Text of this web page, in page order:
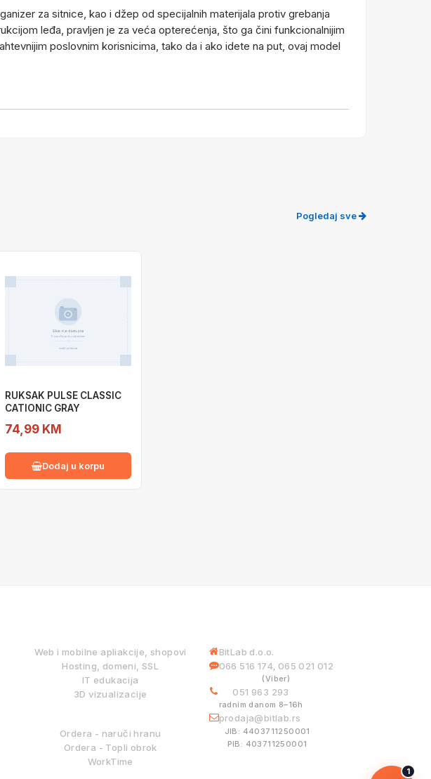
za sitnice, kao i džep od specijalnih materijala protiv grebanja
leđa, pravljen je za veća opterećenja, što ga čini funkcionalnijim
poslovnim korisnicima, tako da i ako idete na put, ovaj model
Pogledaj sve
RUKSAK PULSE CLASSIC
CATIONIC GRAY
74,99 KM
Dodaj u korpu
Web i mobilne apliakcije, shopovi
Hosting, domeni, SSL
IT edukacija
3D vizualizacije
Ordera - naruči hranu
Ordera - Topli obrok
WorkTime
BitLab d.o.o.
066 516 174, 065 021 012
(Viber)
051 963 293
radnim danom 8–16h
prodaja@bitlab.rs
JIB: 4403711250001
PIB: 403711250001
1